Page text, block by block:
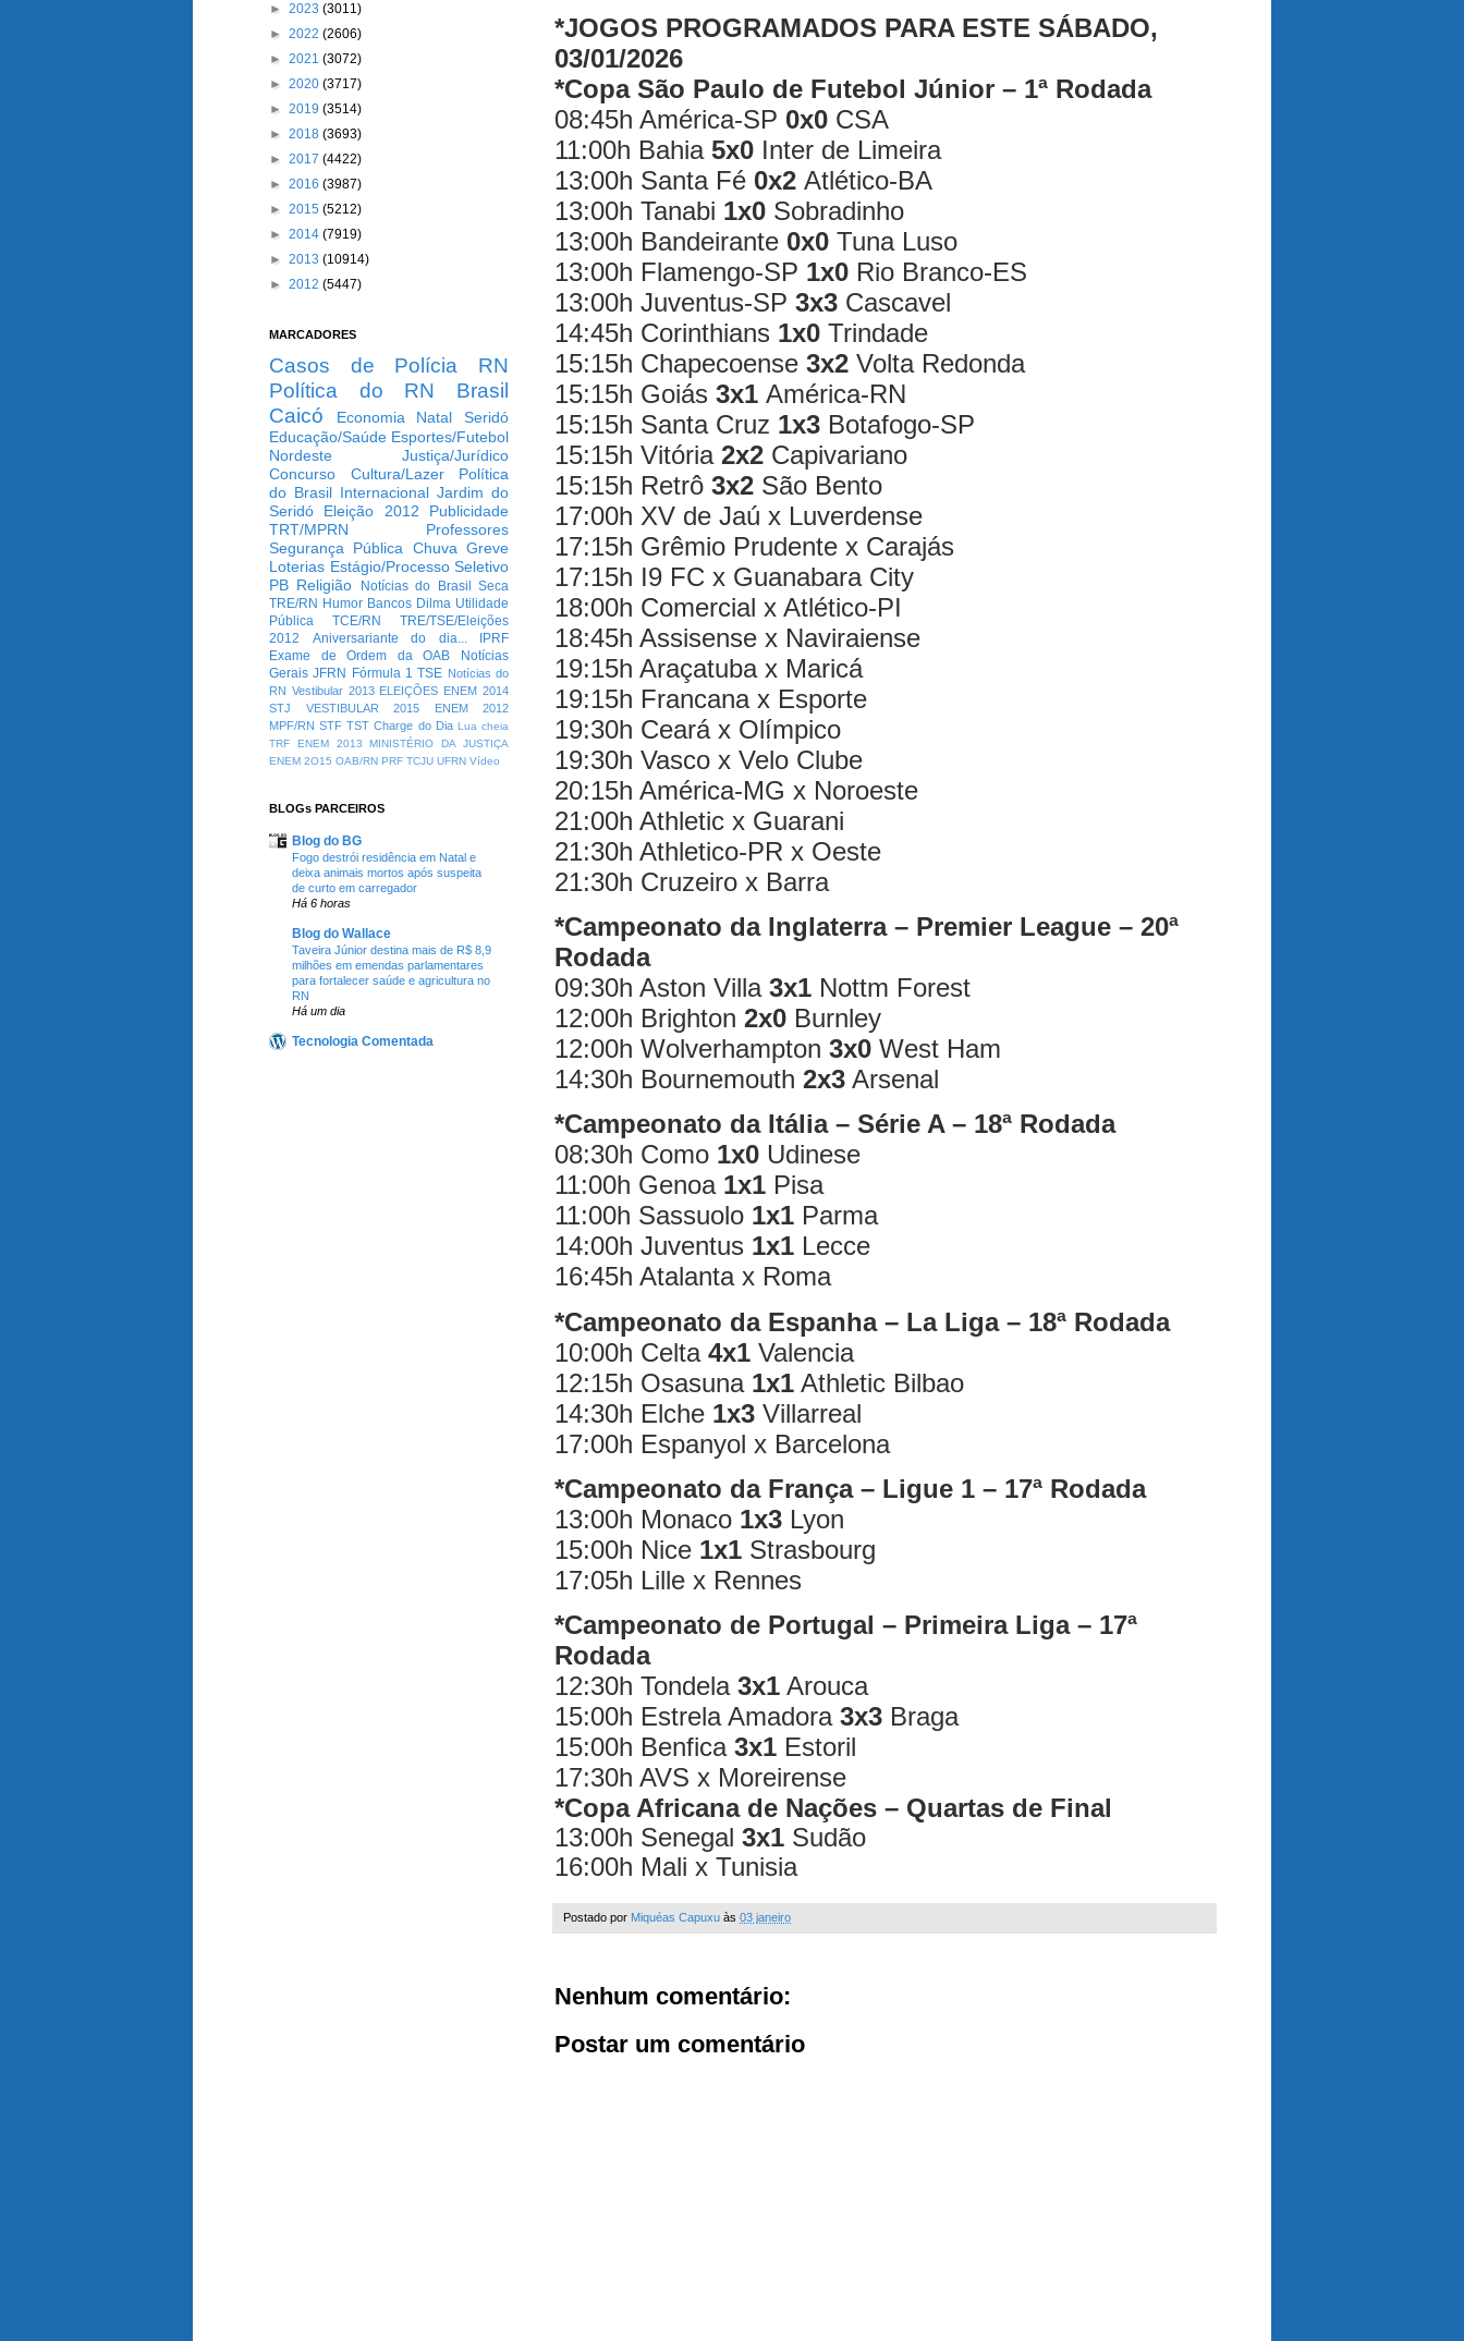
*JOGOS PROGRAMADOS PARA ESTE SÁBADO,
03/01/2026
*Copa São Paulo de Futebol Júnior – 1ª Rodada
08:45h América-SP 0x0 CSA
11:00h Bahia 5x0 Inter de Limeira
13:00h Santa Fé 0x2 Atlético-BA
13:00h Tanabi 1x0 Sobradinho
13:00h Bandeirante 0x0 Tuna Luso
13:00h Flamengo-SP 1x0 Rio Branco-ES
13:00h Juventus-SP 3x3 Cascavel
14:45h Corinthians 1x0 Trindade
15:15h Chapecoense 3x2 Volta Redonda
15:15h Goiás 3x1 América-RN
15:15h Santa Cruz 1x3 Botafogo-SP
15:15h Vitória 2x2 Capivariano
15:15h Retrô 3x2 São Bento
17:00h XV de Jaú x Luverdense
17:15h Grêmio Prudente x Carajás
17:15h I9 FC x Guanabara City
18:00h Comercial x Atlético-PI
18:45h Assisense x Naviraiense
19:15h Araçatuba x Maricá
19:15h Francana x Esporte
19:30h Ceará x Olímpico
19:30h Vasco x Velo Clube
20:15h América-MG x Noroeste
21:00h Athletic x Guarani
21:30h Athletico-PR x Oeste
21:30h Cruzeiro x Barra
*Campeonato da Inglaterra – Premier League – 20ª
Rodada
09:30h Aston Villa 3x1 Nottm Forest
12:00h Brighton 2x0 Burnley
12:00h Wolverhampton 3x0 West Ham
14:30h Bournemouth 2x3 Arsenal
*Campeonato da Itália – Série A – 18ª Rodada
08:30h Como 1x0 Udinese
11:00h Genoa 1x1 Pisa
11:00h Sassuolo 1x1 Parma
14:00h Juventus 1x1 Lecce
16:45h Atalanta x Roma
*Campeonato da Espanha – La Liga – 18ª Rodada
10:00h Celta 4x1 Valencia
12:15h Osasuna 1x1 Athletic Bilbao
14:30h Elche 1x3 Villarreal
17:00h Espanyol x Barcelona
*Campeonato da França – Ligue 1 – 17ª Rodada
13:00h Monaco 1x3 Lyon
15:00h Nice 1x1 Strasbourg
17:05h Lille x Rennes
*Campeonato de Portugal – Primeira Liga – 17ª
Rodada
12:30h Tondela 3x1 Arouca
15:00h Estrela Amadora 3x3 Braga
15:00h Benfica 3x1 Estoril
17:30h AVS x Moreirense
*Copa Africana de Nações – Quartas de Final
13:00h Senegal 3x1 Sudão
16:00h Mali x Tunisia
Postado por Miquéas Capuxu às 03 janeiro
Nenhum comentário:
Postar um comentário
► 2023 (3011)
► 2022 (2606)
► 2021 (3072)
► 2020 (3717)
► 2019 (3514)
► 2018 (3693)
► 2017 (4422)
► 2016 (3987)
► 2015 (5212)
► 2014 (7919)
► 2013 (10914)
► 2012 (5447)
MARCADORES
Casos de Polícia
RN
Política do RN
Brasil
Caicó
Economia Natal
Seridó
Educação/Saúde Esportes/Futebol
Nordeste
Justiça/Jurídico
Concurso
Cultura/Lazer
Política
do Brasil Internacional Jardim do
Seridó
Eleição 2012
Publicidade
TRT/MPRN
Professores
Segurança Pública Chuva Greve
Loterias Estágio/Processo Seletivo
PB Religião Notícias do Brasil
Seca
TRE/RN Humor Bancos Dilma Utilidade
Pública
TCE/RN
TRE/TSE/Eleições
2012
Aniversariante do dia...
IPRF
Exame de Ordem da OAB
Notícias
Gerais JFRN Fórmula 1 TSE Notícias do
RN Vestibular 2013 ELEIÇÕES ENEM 2014
STJ
VESTIBULAR 2015
ENEM 2012
MPF/RN STF TST Charge do Dia Lua cheia
TRF
ENEM 2013
MINISTÉRIO DA JUSTIÇA
ENEM 2O15 OAB/RN PRF TCJU UFRN Vídeo
BLOGs PARCEIROS
Blog do BG
Fogo destrói residência em Natal e
deixa animais mortos após suspeita
de curto em carregador
Há 6 horas
Blog do Wallace
Taveira Júnior destina mais de R$ 8,9
milhões em emendas parlamentares
para fortalecer saúde e agricultura no
RN
Há um dia
Tecnologia Comentada